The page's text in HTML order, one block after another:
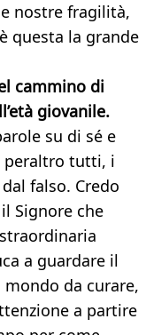
nostre fragilità,
questa la grande
cammino di
giovanile.
su di sé e
peraltro tutti, i
falso. Credo
Signore che
a guardare il
da curare,
a partire